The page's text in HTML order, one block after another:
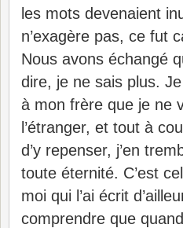
les mots devenaient
n’exagère pas, ce fut
Nous avons échangé
dire, je ne sais plus.
à mon frère que je ne
l’étranger, et tout à
d’y repenser, j’en
toute éternité. C’est
moi qui l’ai écrit
comprendre que